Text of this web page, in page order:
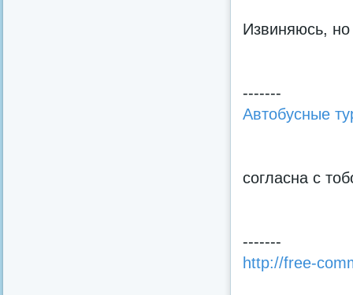
Извиняюсь,
-------
Автобусные
согласна с
-------
http://free-